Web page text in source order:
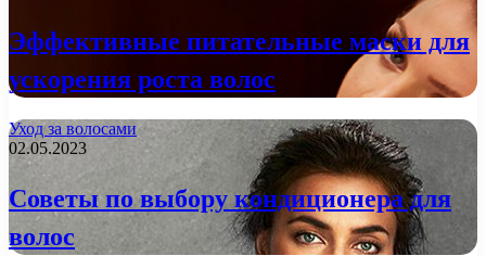
Эффективные питательные маски для
ускорения роста волос
Уход за волосами
02.05.2023
Советы по выбору кондиционера для
волос